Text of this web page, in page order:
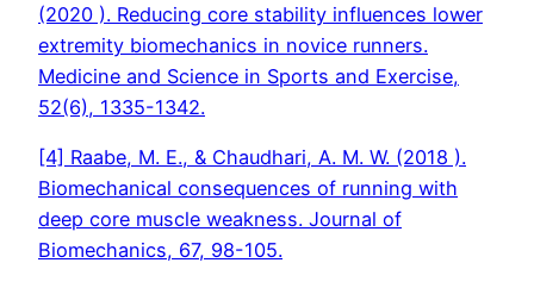
(2020 ). Reducing core stability influences lower
extremity biomechanics in novice runners.
Medicine and Science in Sports and Exercise,
52(6), 1335-1342.
[4] Raabe, M. E., & Chaudhari, A. M. W. (2018 ).
Biomechanical consequences of running with
deep core muscle weakness. Journal of
Biomechanics, 67, 98-105.